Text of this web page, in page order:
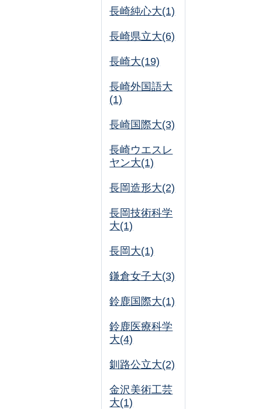
長崎純心大(1)
長崎県立大(6)
長崎大(19)
長崎外国語大
(1)
長崎国際大(3)
長崎ウエスレ
ヤン大(1)
長岡造形大(2)
長岡技術科学
大(1)
長岡大(1)
鎌倉女子大(3)
鈴鹿国際大(1)
鈴鹿医療科学
大(4)
釧路公立大(2)
金沢美術工芸
大(1)